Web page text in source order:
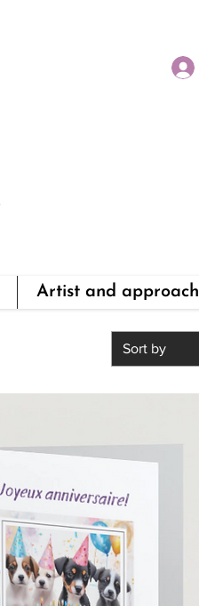
Artist and approach
Sort by